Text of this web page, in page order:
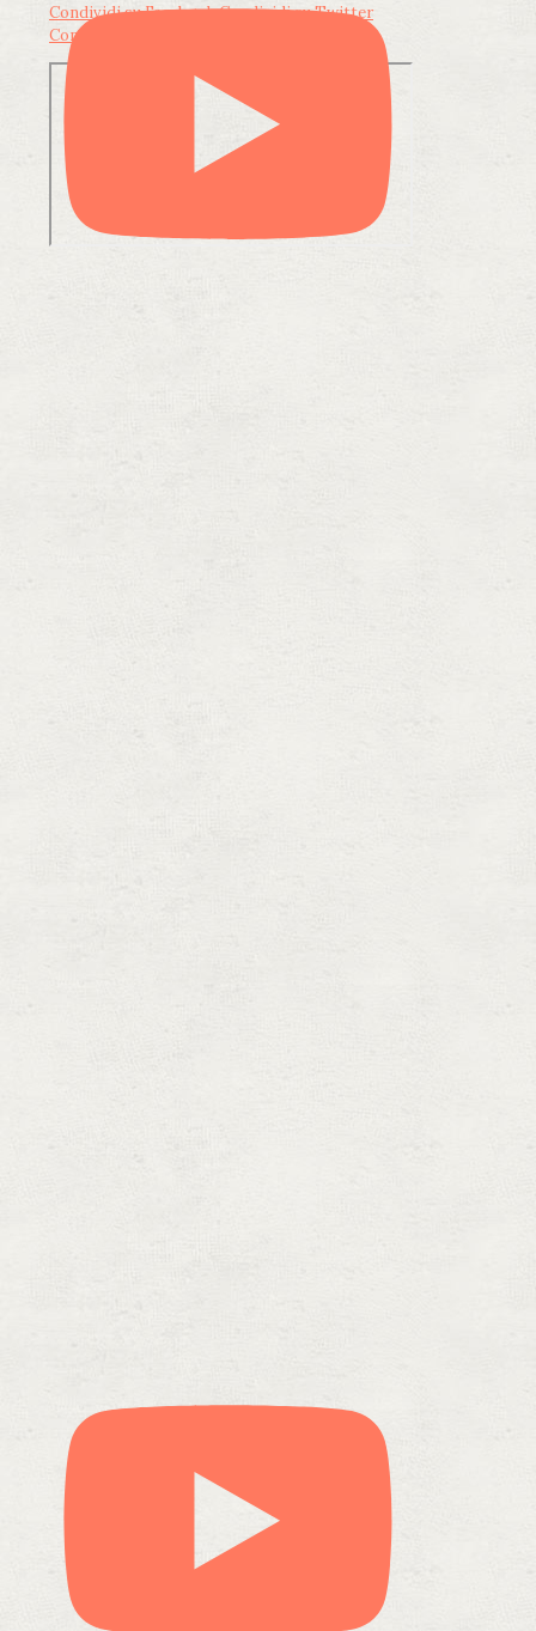
Condividi su FacebookCondividi su Twitter
Condividi su LinkedIn